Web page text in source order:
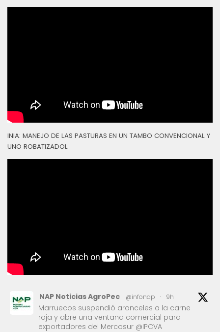
INIA: MANEJO DE LAS PASTURAS EN UN TAMBO CONVENCIONAL Y
UNO ROBATIZADOL
NAP Noticias AgroPec @infonap · 9h
Marruecos suspendió aranceles a la carne
roja y abre una ventana comercial para
exportadores del Mercosur @IPCVA